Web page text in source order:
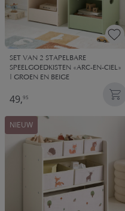
SET VAN 2 STAPELBARE
SPEELGOEDKISTEN «ARC-EN-CIEL»
| GROEN EN BEIGE
49,95
NIEUW